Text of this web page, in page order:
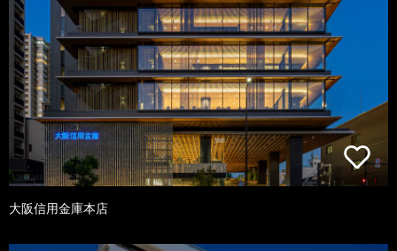
大阪信用金庫本店